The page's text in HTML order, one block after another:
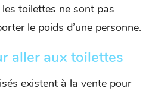
toilettes ne sont pas
le poids d’une personne.
aller aux toilettes
existent à la vente pour